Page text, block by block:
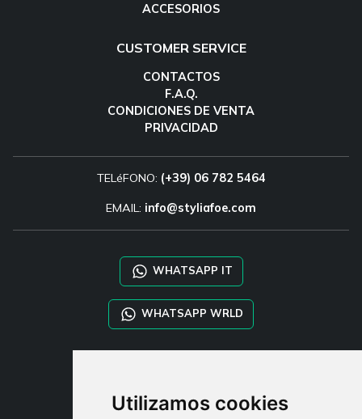
Utilizamos cookies
ACCESORIOS
CUSTOMER SERVICE
CONTACTOS
F.A.Q.
CONDICIONES DE VENTA
PRIVACIDAD
TELéFONO: (+39) 06 782 5464
EMAIL: info@styliafoe.com
WHATSAPP IT
WHATSAPP WRLD
TAYLOR MADE ORDERS